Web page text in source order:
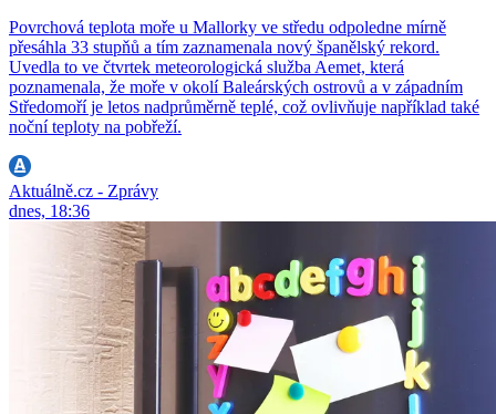
Povrchová teplota moře u Mallorky ve středu odpoledne mírně
přesáhla 33 stupňů a tím zaznamenala nový španělský rekord.
Uvedla to ve čtvrtek meteorologická služba Aemet, která
poznamenala, že moře v okolí Baleárských ostrovů a v západním
Středomoří je letos nadprůměrně teplé, což ovlivňuje například také
noční teploty na pobřeží.
Aktuálně.cz - Zprávy
dnes, 18:36